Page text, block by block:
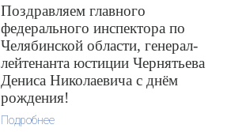
Поздравляем главного
федерального инспектора по
Челябинской области, генерал-
лейтенанта юстиции Чернятьева
Дениса Николаевича с днём
рождения!
Подробнее